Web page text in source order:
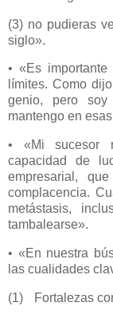
(3) no pudieras
siglo».
• «Es importante
límites. Como dijo
genio, pero
mantengo en
• «Mi sucesor
capacidad de
empresarial,
complacencia.
metástasis,
tambalearse».
• «En nuestra
las cualidades
(1) Fortalezas